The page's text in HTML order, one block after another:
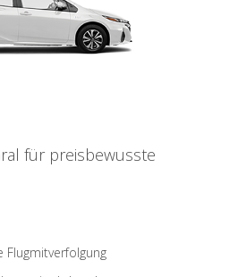
für preisbewusste
Flugmitverfolgung